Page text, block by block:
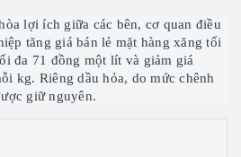
lợi ích giữa các bên, cơ quan điều
tăng giá bán lẻ mặt hàng xăng tối
đa 71 đồng một lít và giảm giá
kg. Riêng dầu hỏa, do mức chênh
giữ nguyên.